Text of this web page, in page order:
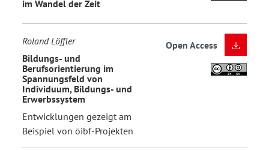
im Wandel der Zeit
Roland Löffler
Bildungs- und
Berufsorientierung im
Spannungsfeld von
Individuum, Bildungs- und
Erwerbssystem
Entwicklungen gezeigt am
Beispiel von öibf-Projekten
Open Access